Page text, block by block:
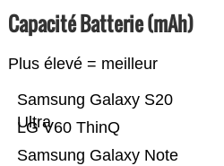
Capacité Batterie (mAh)
Plus élevé = meilleur
Samsung Galaxy Note
LG V60 ThinQ
Samsung Galaxy S20
Ultra